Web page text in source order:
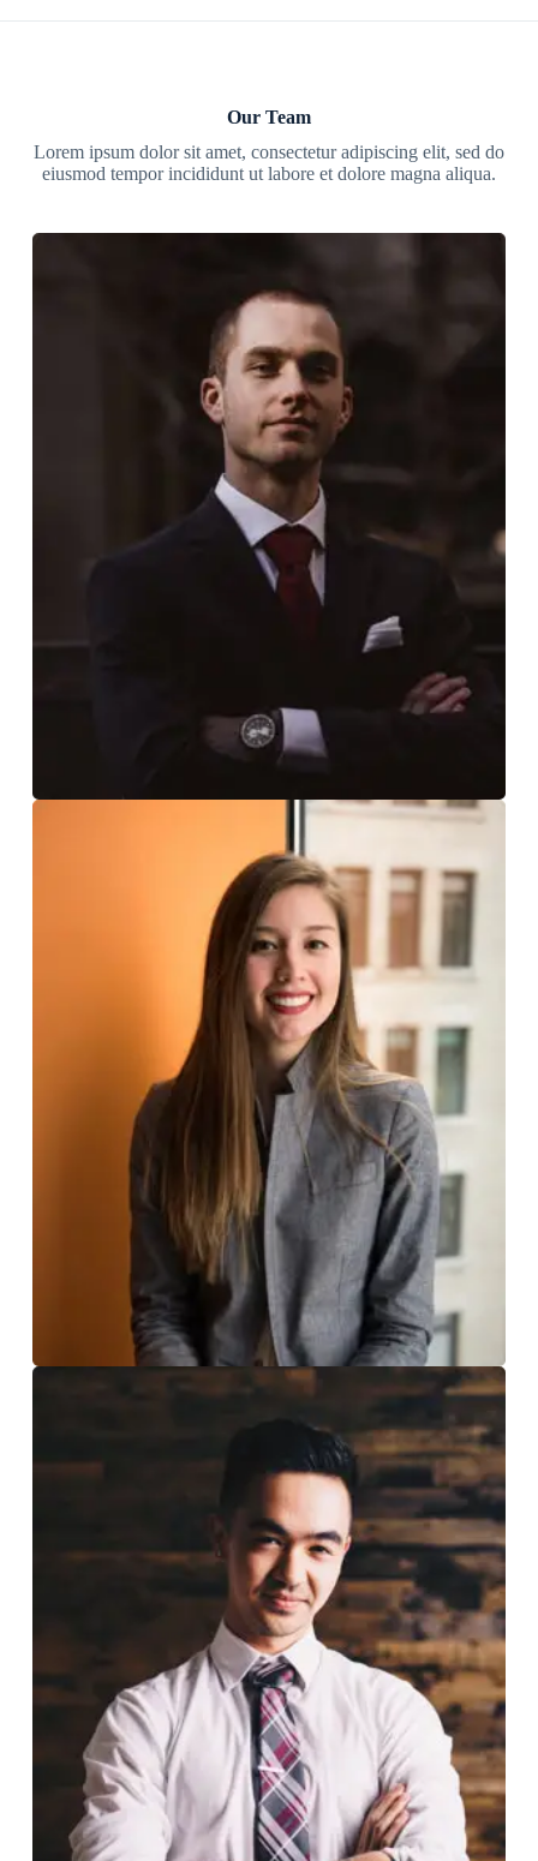
Our Team
Lorem ipsum dolor sit amet, consectetur adipiscing elit, sed do
eiusmod tempor incididunt ut labore et dolore magna aliqua.